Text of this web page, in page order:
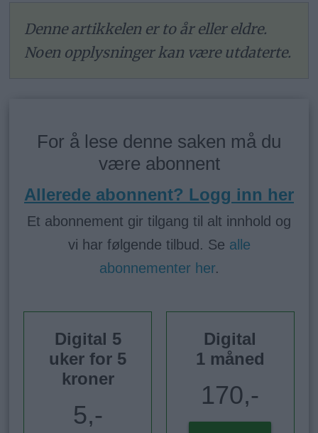
Denne artikkelen er to år eller eldre.
Noen opplysninger kan være utdaterte.
For å lese denne saken må du
være abonnent
Allerede abonnent? Logg inn her
Et abonnement gir tilgang til alt innhold og
vi har følgende tilbud. Se alle
abonnementer her.
Digital 5
uker for 5
kroner
5,-
Digital
1 måned
170,-